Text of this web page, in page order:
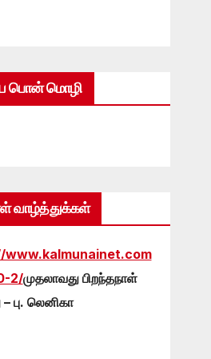
பொன் மொழி
வாழ்த்துக்கள்
2/முதலாவது பிறந்தநாள்
பு. லெனிகா